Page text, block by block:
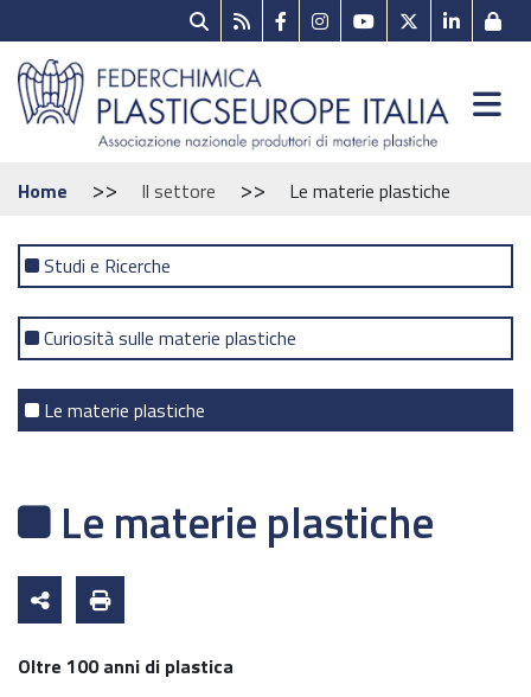
Home >> Il settore >> Le materie plastiche
Studi e Ricerche
Curiosità sulle materie plastiche
Le materie plastiche
Le materie plastiche
Oltre 100 anni di plastica